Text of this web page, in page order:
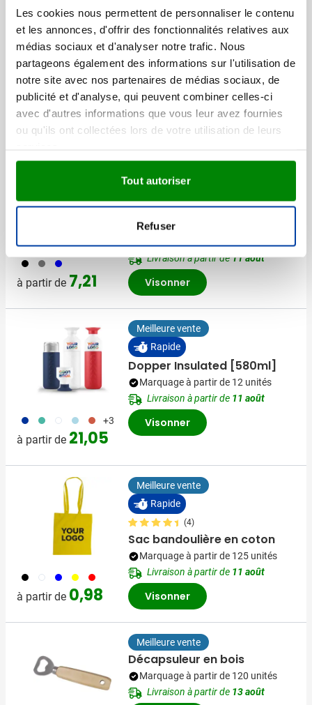
Les cookies nous permettent de personnaliser le contenu
et les annonces, d'offrir des fonctionnalités relatives aux
médias sociaux et d'analyser notre trafic. Nous
partageons également des informations sur l'utilisation de
notre site avec nos partenaires de médias sociaux, de
publicité et d'analyse, qui peuvent combiner celles-ci
avec d'autres informations que vous leur avez fournies
ou qu'ils ont collectées lors de votre utilisation de leurs
Tout autoriser
Refuser
001002037004006 +2
à partir de Prix normal
1,47 Prix spécial
0,88
(1)
Frisbee
Marquage à partir de 100 unités
Livraison à partir de14 août
Visonner
001 003 005
à partir de 7,21
(4)
Parapluie anti-tempête
Marquage à partir de 12 unités
Livraison à partir de11 août
Visonner
773 886 721 887 888 +3
à partir de 21,05
Meilleure vente
Rapide
Dopper Insulated [580ml]
Marquage à partir de 12 unités
Livraison à partir de 11 août
Visonner
001 002 005 006 008
à partir de 0,98
Meilleure vente
Rapide
(4)
Sac bandoulière en coton
Marquage à partir de 125 unités
Livraison à partir de 11 août
Visonner
Meilleure vente
Décapsuleur en bois
Marquage à partir de 120 unités
Livraison à partir de 13 août